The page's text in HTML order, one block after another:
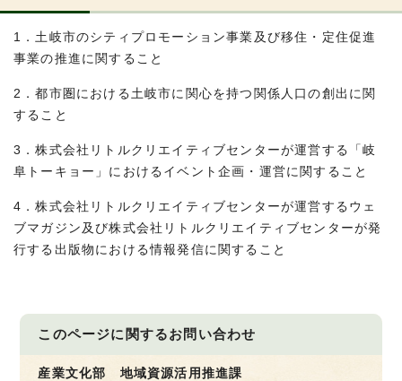
1．土岐市のシティプロモーション事業及び移住・定住促進
事業の推進に関すること
2．都市圏における土岐市に関心を持つ関係人口の創出に関
すること
3．株式会社リトルクリエイティブセンターが運営する「岐
阜トーキョー」におけるイベント企画・運営に関すること
4．株式会社リトルクリエイティブセンターが運営するウェ
ブマガジン及び株式会社リトルクリエイティブセンターが発
行する出版物における情報発信に関すること
このページに関するお問い合わせ
産業文化部 地域資源活用推進課